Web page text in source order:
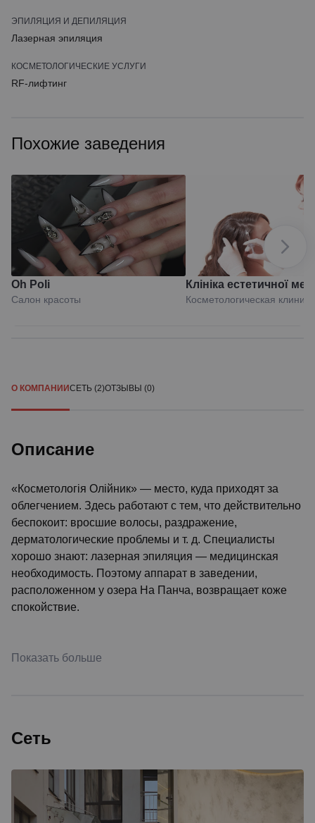
ЭПИЛЯЦИЯ И ДЕПИЛЯЦИЯ
Лазерная эпиляция
КОСМЕТОЛОГИЧЕСКИЕ УСЛУГИ
RF-лифтинг
Похожие заведения
Oh Poli
Салон красоты
Клініка естетичної
Мирослави
Косметологическая клиника
О КОМПАНИИСЕТЬ (2)ОТЗЫВЫ (0)
Описание
«Косметологія Олійник» — место, куда приходят за
облегчением. Здесь работают с тем, что действительно
беспокоит: вросшие волосы, раздражение,
дерматологические проблемы и т. д. Специалисты
хорошо знают: лазерная эпиляция — медицинская
необходимость. Поэтому аппарат в заведении,
расположенном у озера На Панча, возвращает коже
спокойствие.
Показать больше
Сеть